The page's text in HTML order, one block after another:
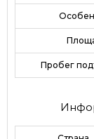
Пробег